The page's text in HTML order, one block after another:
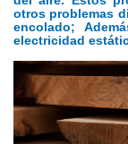
otros problemas
encolado;
electricidad